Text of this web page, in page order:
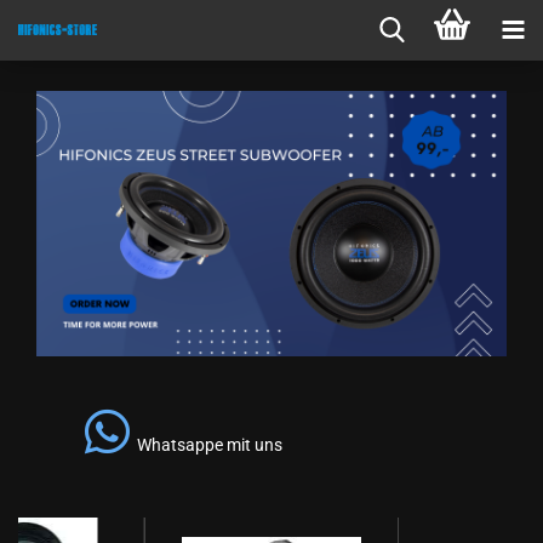
Whatsappe mit uns